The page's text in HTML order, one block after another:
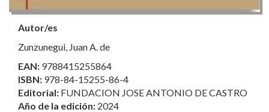
Autor/es
Zunzunegui, Juan A. de
EAN: 9788415255864
ISBN: 978-84-15255-86-4
Editorial: FUNDACION JOSE ANTONIO DE CASTRO
Año de la edición: 2024